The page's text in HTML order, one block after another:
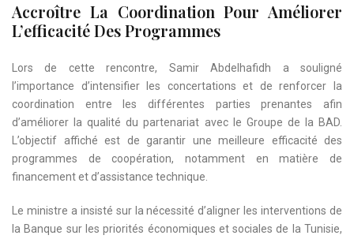
Accroître La Coordination Pour Améliorer
L’efficacité Des Programmes
Lors de cette rencontre, Samir Abdelhafidh a souligné
l’importance d’intensifier les concertations et de renforcer la
coordination entre les différentes parties prenantes afin
d’améliorer la qualité du partenariat avec le Groupe de la BAD.
L’objectif affiché est de garantir une meilleure efficacité des
programmes de coopération, notamment en matière de
financement et d’assistance technique.
Le ministre a insisté sur la nécessité d’aligner les interventions de
la Banque sur les priorités économiques et sociales de la Tunisie,